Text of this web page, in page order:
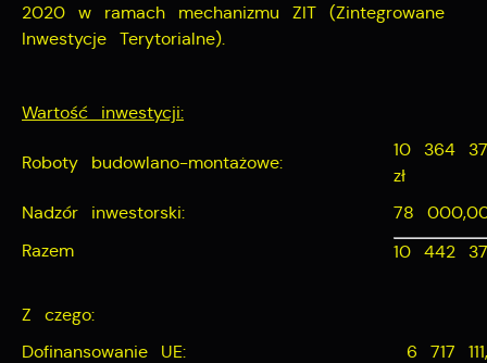
2020 w ramach mechanizmu ZIT (Zintegrowane
Inwestycje Terytorialne).
Wartość inwestycji:
Roboty budowlano-montażowe:
10 364
zł
Nadzór inwestorski:
78
Razem
10 442
Z czego:
Dofinansowanie UE:
6 717